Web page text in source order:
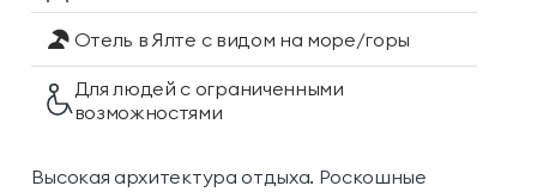
Отель в Ялте с видом на море/горы
Для людей с ограниченными
возможностями
Высокая архитектураотдыха. Роскошные